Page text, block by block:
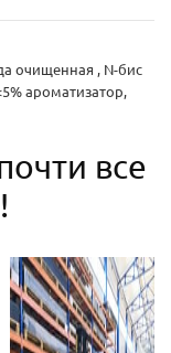
очищенная , N-бис
ароматизатор,
все